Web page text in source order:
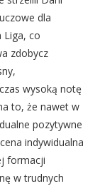
dla
Liga, co
zdobycz
wysoką notę
to, że nawet w
pozytywne
indywidualna
formacji
w trudnych